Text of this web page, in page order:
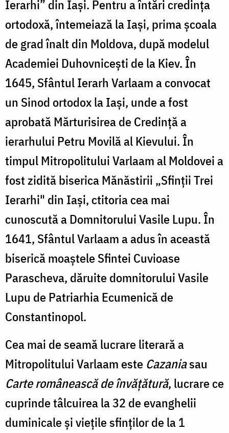
Ierarhi” din Iaşi. Pentru a întări credinţa
ortodoxă, întemeiază la Iaşi, prima şcoala
de grad înalt din Moldova, după modelul
Academiei Duhovniceşti de la Kiev. În
1645, Sfântul Ierarh Varlaam a convocat
un Sinod ortodox la Iaşi, unde a fost
aprobată Mărturisirea de Credinţă a
ierarhului Petru Movilă al Kievului. În
timpul Mitropolitului Varlaam al Moldovei a
fost zidită biserica Mănăstirii „Sfinţii Trei
Ierarhi" din Iaşi, ctitoria cea mai
cunoscută a Domnitorului Vasile Lupu. În
1641, Sfântul Varlaam a adus în această
biserică moaştele Sfintei Cuvioase
Parascheva, dăruite domnitorului Vasile
Lupu de Patriarhia Ecumenică de
Constantinopol.
Cea mai de seamă lucrare literară a
Mitropolitului Varlaam este Cazaniasau
Carte românească de învăţătură, lucrare ce
cuprinde tâlcuirea la 32 de evanghelii
duminicale şi vieţile sfinţilor de la 1